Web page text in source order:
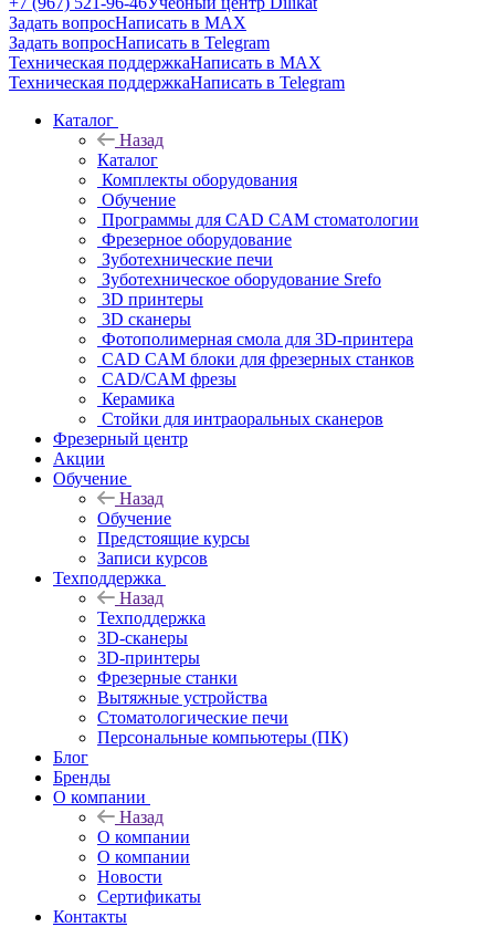
Задать вопросНаписать в MAX
Задать вопросНаписать в Telegram
Техническая поддержкаНаписать в MAX
Техническая поддержкаНаписать в Telegram
Каталог
Назад
Каталог
Комплекты оборудования
Обучение
Программы для CAD CAM стоматологии
Фрезерное оборудование
Зуботехнические печи
Зуботехническое оборудование Srefo
3D принтеры
3D сканеры
Фотополимерная смола для 3D-принтера
CAD CAM блоки для фрезерных станков
CAD/CAM фрезы
Керамика
Стойки для интраоральных сканеров
Фрезерный центр
Акции
Обучение
Назад
Обучение
Предстоящие курсы
Записи курсов
Техподдержка
Назад
Техподдержка
3D-сканеры
3D-принтеры
Фрезерные станки
Вытяжные устройства
Стоматологические печи
Персональные компьютеры (ПК)
Блог
Бренды
О компании
Назад
О компании
О компании
Новости
Сертификаты
Контакты